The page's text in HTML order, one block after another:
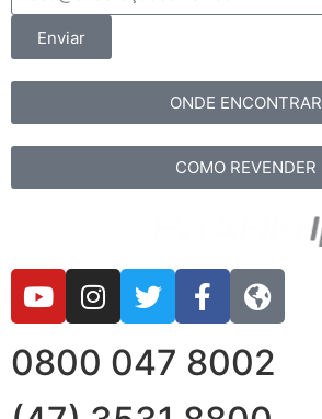
Enviar
ONDE ENCONTRAR
COMO REVENDER
0800 047 8002